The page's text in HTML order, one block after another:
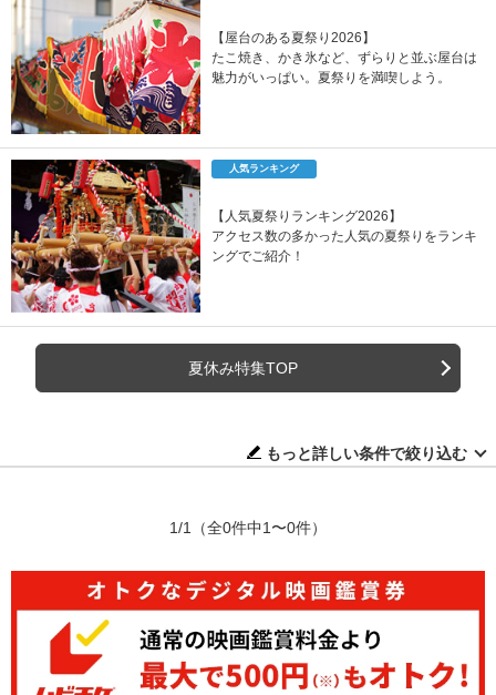
【屋台のある夏祭り2026】
たこ焼き、かき氷など、ずらりと並ぶ屋台は
魅力がいっぱい。夏祭りを満喫しよう。
人気ランキング
【人気夏祭りランキング2026】
アクセス数の多かった人気の夏祭りをランキ
ングでご紹介！
夏休み特集TOP
もっと詳しい条件で絞り込む
1/1 （全0件中1〜0件）